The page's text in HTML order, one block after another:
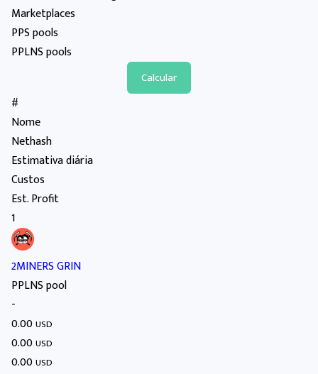
Marketplaces
PPS pools
PPLNS pools
#
Nome
Nethash
Estimativa diária
Custos
Est. Profit
1
2MINERS GRIN
PPLNS pool
-
0.00USD
0.00USD
0.00USD